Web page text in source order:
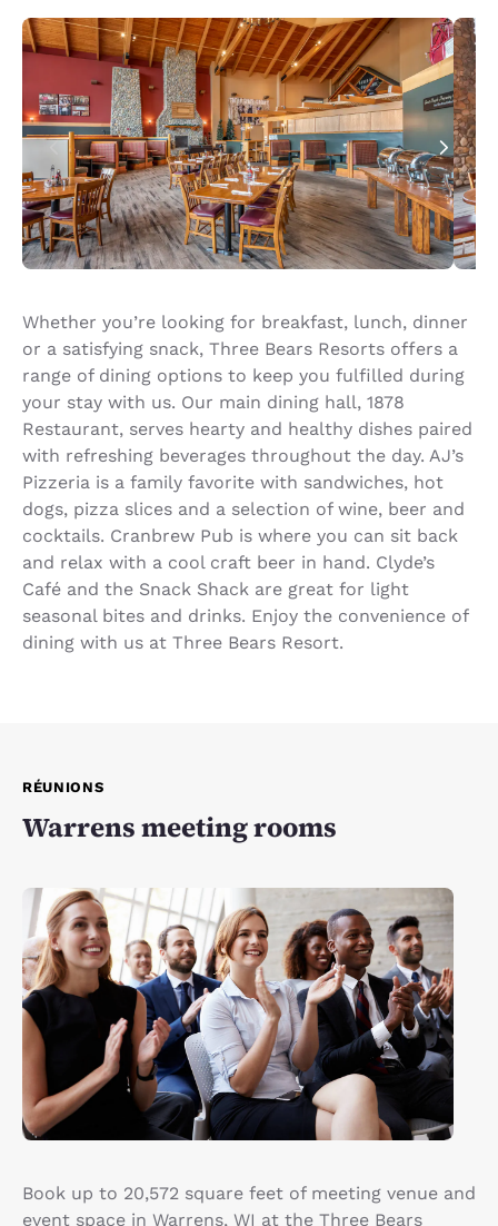
dispensers. When I checked out the next day, the
guy (whom I believed to be the owner) asked if I
would leave them a 5 star review. I hesitated and
said no, I didn't think so as there were several
issues. He said a 4 star? I said probably not. The
sad part is, he never even asked what the issues
were. Had he really wanted to improve, he would
have asked, I would think. I wanted to note that.
the gal who worked at the front desk when we
checked in was very nice
to
Whether you’re looking for breakfast, lunch, dinner
or a satisfying snack, Three Bears Resorts offers a
range of dining options to keep you fulfilled during
your stay with us. Our main dining hall, 1878
Restaurant, serves hearty and healthy dishes paired
with refreshing beverages throughout the day. AJ’s
Pizzeria is a family favorite with sandwiches, hot
dogs, pizza slices and a selection of wine, beer and
cocktails. Cranbrew Pub is where you can sit back
and relax with a cool craft beer in hand. Clyde’s
Café and the Snack Shack are great for light
seasonal bites and drinks. Enjoy the convenience of
dining with us at Three Bears Resort.
RÉUNIONS
Warrens meeting rooms
Book up to 20,572 square feet of meeting venue and
event space in Warrens, WI at the Three Bears